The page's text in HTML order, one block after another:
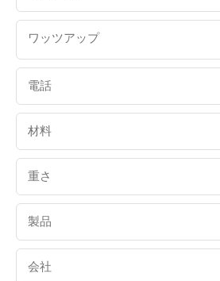
ワッツアップ
電話
材料
重さ
製品
会社